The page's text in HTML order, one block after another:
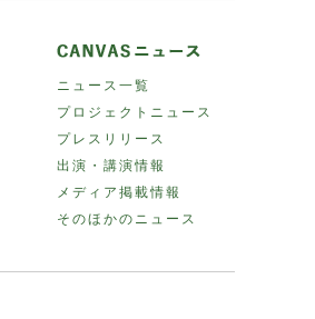
ニュース一覧
プロジェクトニュース
プレスリリース
出演・講演情報
メディア掲載情報
そのほかのニュース